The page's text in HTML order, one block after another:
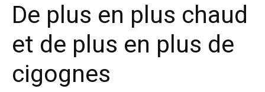
De plus en plus chaud
et de plus en plus de
cigognes